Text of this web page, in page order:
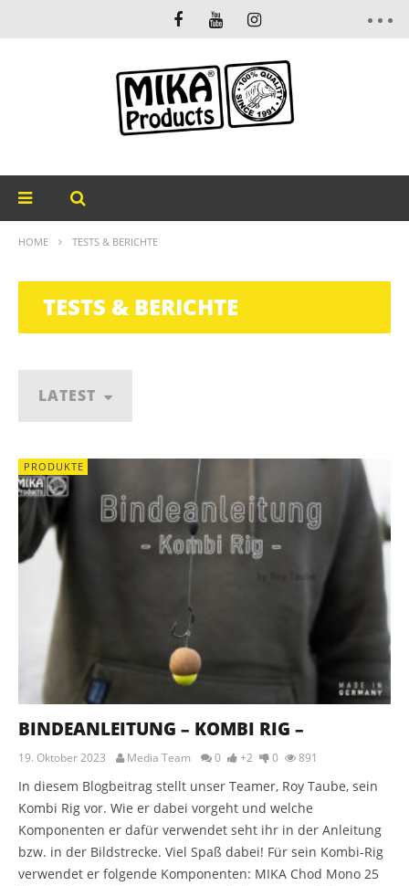
HOME TESTS & BERICHTE
TESTS & BERICHTE
LATEST
PRODUKTE
BINDEANLEITUNG – KOMBI RIG –
19. Oktober 2023 Media Team 0 +2 0 891
In diesem Blogbeitrag stellt unser Teamer, Roy Taube, sein
Kombi Rig vor. Wie er dabei vorgeht und welche
Komponenten er dafür verwendet seht ihr in der Anleitung
bzw. in der Bildstrecke. Viel Spaß dabei! Für sein Kombi-Rig
verwendet er folgende Komponenten: MIKA Chod Mono 25